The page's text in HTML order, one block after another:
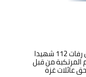
العفو الدولية: انتشال رفات 112 شهيدا
من قبل
عائلات غزة